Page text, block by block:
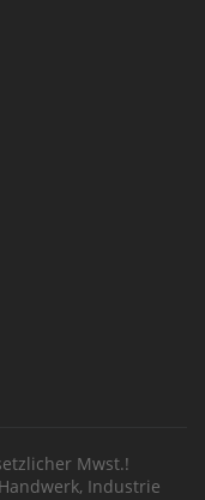
Mwst.!
Industrie